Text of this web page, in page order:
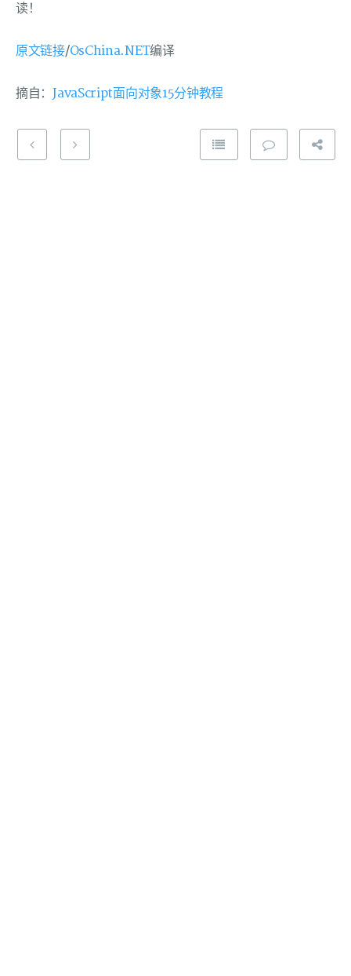
读！
原文链接/OsChina.NET编译
摘自：JavaScript面向对象15分钟教程